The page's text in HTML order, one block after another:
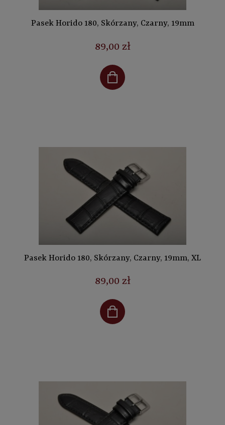
Pasek Horido 180, Skórzany, Czarny, 19mm
89,00 zł
Pasek Horido 180, Skórzany, Czarny, 19mm, XL
89,00 zł